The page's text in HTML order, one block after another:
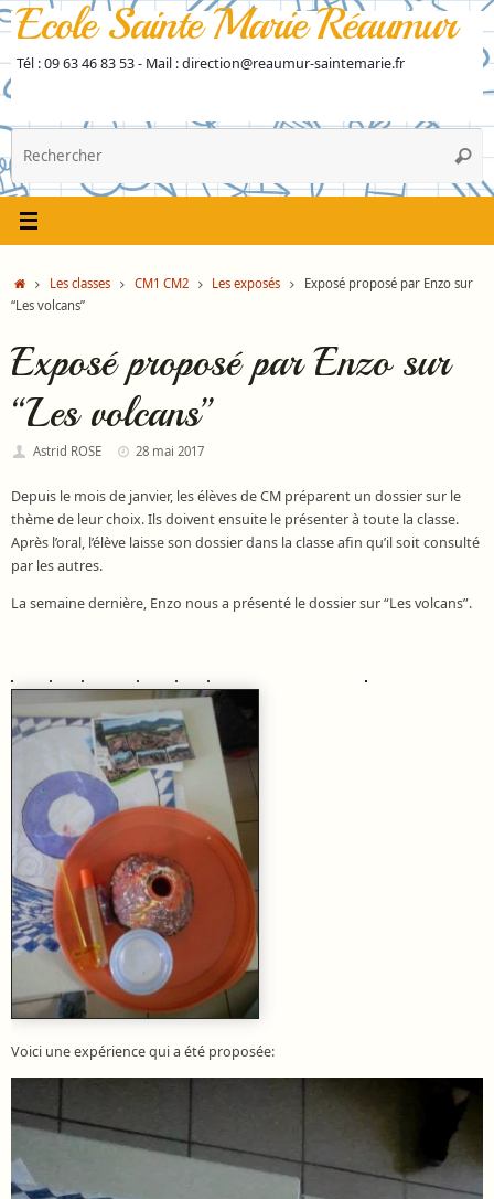
Passer
au
contenu
Ecole Sainte Marie Réaumur
Tél : 09 63 46 83 53 - Mail : direction@reaumur-saintemarie.fr
:
AccueilLes classes CM1 CM2 Les exposés
Exposé proposé par Enzo sur
“Les volcans”
Exposé proposé par Enzo sur
“Les volcans”
Astrid ROSE 28 mai 2017
Depuis le mois de janvier, les élèves de CM préparent un dossier sur le
thème de leur choix. Ils doivent ensuite le présenter à toute la classe.
Après l’oral, l’élève laisse son dossier dans la classe afin qu’il soit consulté
par les autres.
La semaine dernière, Enzo nous a présenté le dossier sur “Les volcans”.
Voici une expérience qui a été proposée:
vidéo